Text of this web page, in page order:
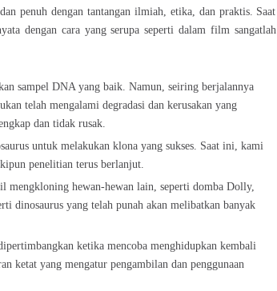
penuh dengan tantangan ilmiah, etika, dan praktis. Saat
dengan cara yang serupa seperti dalam film sangatlah
sampel DNA yang baik. Namun, seiring berjalannya
telah mengalami degradasi dan kerusakan yang
dan tidak rusak.
untuk melakukan klona yang sukses. Saat ini, kami
penelitian terus berlanjut.
hewan-hewan lain, seperti domba Dolly,
dinosaurus yang telah punah akan melibatkan banyak
ketika mencoba menghidupkan kembali
ketat yang mengatur pengambilan dan penggunaan